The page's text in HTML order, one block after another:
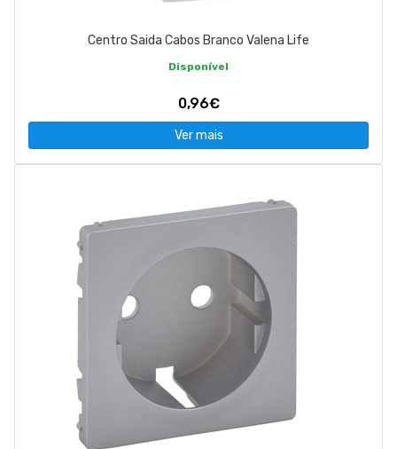
Centro Saida Cabos Branco Valena Life
Disponível
0,96€
Ver mais